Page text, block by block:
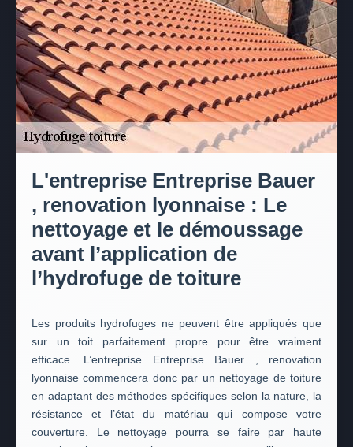
L'entreprise Entreprise Bauer
, renovation lyonnaise : Le
nettoyage et le démoussage
avant l’application de
l’hydrofuge de toiture
Les produits hydrofuges ne peuvent être appliqués que
sur un toit parfaitement propre pour être vraiment
efficace. L’entreprise Entreprise Bauer , renovation
lyonnaise commencera donc par un nettoyage de toiture
en adaptant des méthodes spécifiques selon la nature, la
résistance et l’état du matériau qui compose votre
couverture. Le nettoyage pourra se faire par haute